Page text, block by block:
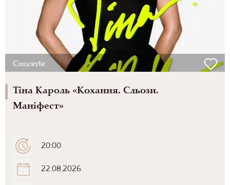
Concerte
Тіна Кароль «Кохання. Сльози.
Маніфест»
20:00
22.08.2026